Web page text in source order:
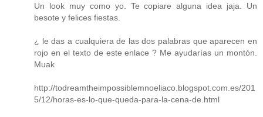
Un look muy como yo. Te copiare alguna idea jaja. Un
besote y felices fiestas.
¿ le das a cualquiera de las dos palabras que aparecen en
rojo en el texto de este enlace ? Me ayudarías un montón.
Muak
http://todreamtheimpossiblemnoeliaco.blogspot.com.es/201
5/12/horas-es-lo-que-queda-para-la-cena-de.html